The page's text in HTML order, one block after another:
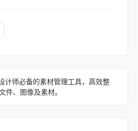
计师必备的素材管理工具，高效整
件、图像及素材。